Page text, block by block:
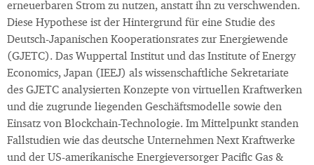
erneuerbaren Strom zu nutzen, anstatt ihn zu verschwenden.
Diese Hypothese ist der Hintergrund für eine Studie des
Deutsch-Japanischen Kooperationsrates zur Energiewende
(GJETC). Das Wuppertal Institut und das Institute of Energy
Economics, Japan (IEEJ) als wissenschaftliche Sekretariate
des GJETC analysierten Konzepte von virtuellen Kraftwerken
und die zugrunde liegenden Geschäftsmodelle sowie den
Einsatz von Blockchain-Technologie. Im Mittelpunkt standen
Fallstudien wie das deutsche Unternehmen Next Kraftwerke
und der US-amerikanische Energieversorger Pacific Gas &